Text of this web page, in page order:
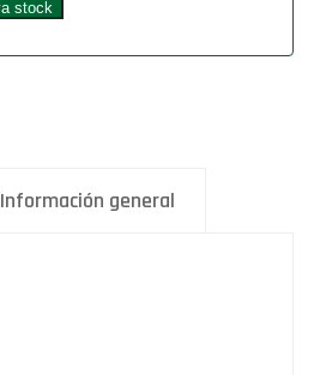
Información general